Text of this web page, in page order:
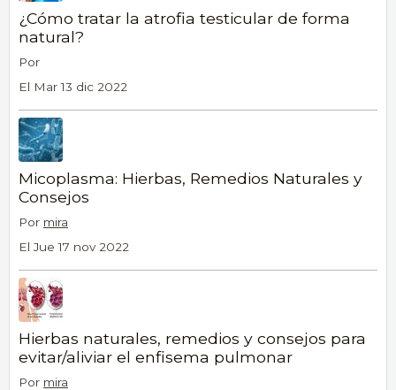
¿Cómo tratar la atrofia testicular de forma
natural?
Por
El Mar 13 dic 2022
Micoplasma: Hierbas, Remedios Naturales y
Consejos
Por mira
El Jue 17 nov 2022
Hierbas naturales, remedios y consejos para
evitar/aliviar el enfisema pulmonar
Por mira